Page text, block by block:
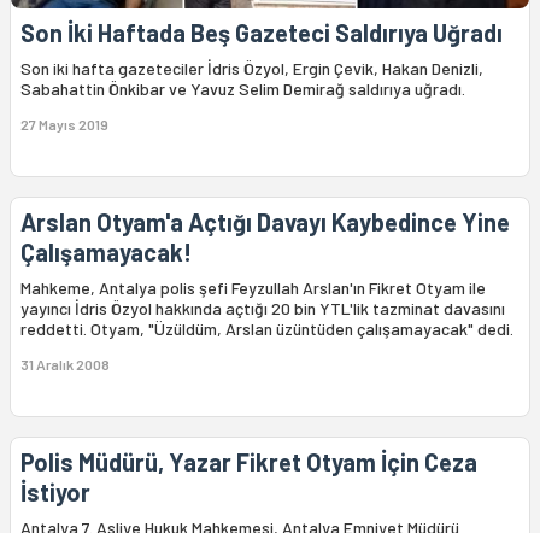
Son İki Haftada Beş Gazeteci Saldırıya Uğradı
Son iki hafta gazeteciler İdris Özyol, Ergin Çevik, Hakan Denizli,
Sabahattin Önkibar ve Yavuz Selim Demirağ saldırıya uğradı.
27 Mayıs 2019
Arslan Otyam'a Açtığı Davayı Kaybedince Yine
Çalışamayacak!
Mahkeme, Antalya polis şefi Feyzullah Arslan'ın Fikret Otyam ile
yayıncı İdris Özyol hakkında açtığı 20 bin YTL'lik tazminat davasını
reddetti. Otyam, "Üzüldüm, Arslan üzüntüden çalışamayacak" dedi.
31 Aralık 2008
Polis Müdürü, Yazar Fikret Otyam İçin Ceza
İstiyor
Antalya 7. Asliye Hukuk Mahkemesi, Antalya Emniyet Müdürü